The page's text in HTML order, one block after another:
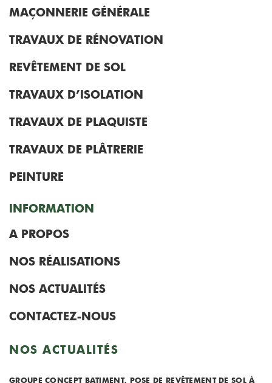
MAÇONNERIE GÉNÉRALE
TRAVAUX DE RÉNOVATION
REVÊTEMENT DE SOL
TRAVAUX D’ISOLATION
TRAVAUX DE PLAQUISTE
TRAVAUX DE PLÂTRERIE
PEINTURE
INFORMATION
A PROPOS
NOS RÉALISATIONS
NOS ACTUALITÉS
CONTACTEZ-NOUS
NOS ACTUALITÉS
GROUPE CONCEPT BATIMENT, POSE DE REVÊTEMENT DE SOL À